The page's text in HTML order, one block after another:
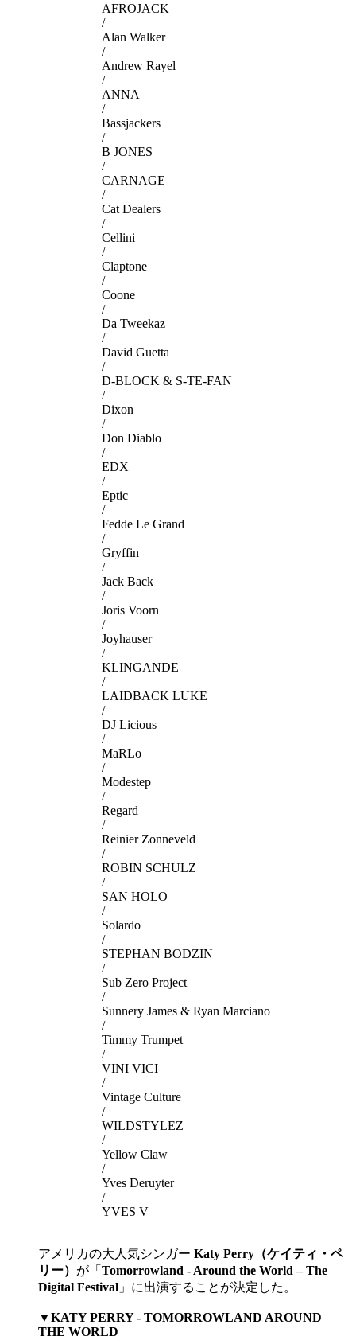
AFROJACK
/
Alan Walker
/
Andrew Rayel
/
ANNA
/
Bassjackers
/
B JONES
/
CARNAGE
/
Cat Dealers
/
Cellini
/
Claptone
/
Coone
/
Da Tweekaz
/
David Guetta
/
D-BLOCK & S-TE-FAN
/
Dixon
/
Don Diablo
/
EDX
/
Eptic
/
Fedde Le Grand
/
Gryffin
/
Jack Back
/
Joris Voorn
/
Joyhauser
/
KLINGANDE
/
LAIDBACK LUKE
/
DJ Licious
/
MaRLo
/
Modestep
/
Regard
/
Reinier Zonneveld
/
ROBIN SCHULZ
/
SAN HOLO
/
Solardo
/
STEPHAN BODZIN
/
Sub Zero Project
/
Sunnery James & Ryan Marciano
/
Timmy Trumpet
/
VINI VICI
/
Vintage Culture
/
WILDSTYLEZ
/
Yellow Claw
/
Yves Deruyter
/
YVES V
アメリカの大人気シンガー Katy Perry（ケイティ・ペ
リー） が「 Tomorrowland - Around the World – The
Digital Festival 」に出演することが決定した。
▼KATY PERRY - TOMORROWLAND AROUND
THE WORLD​